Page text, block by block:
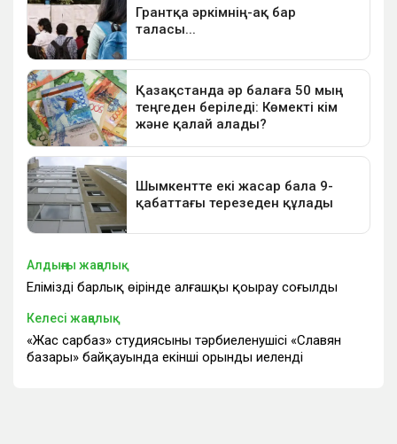
Алдыңғы жаңалық
Еліміздің барлық өңірінде алғашқы қоңырау соғылды
Келесі жаңалық
«Жас сарбаз» студиясының тәрбиеленушісі «Славян
базары» байқауында екінші орынды иеленді